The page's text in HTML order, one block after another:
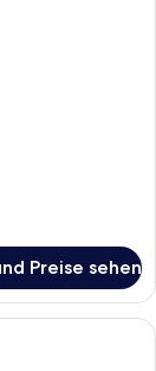
Preise sehen